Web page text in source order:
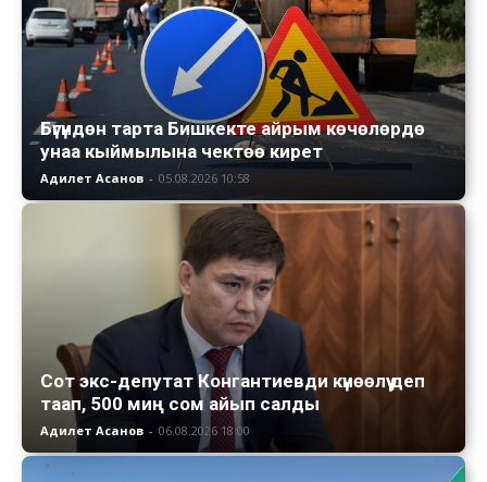
Бүгүндөн тарта Бишкекте айрым көчөлөрдө
унаа кыймылына чектөө кирет
Адилет Асанов - 05.08.2026 10:58
Сот экс-депутат Конгантиевди күнөөлүү деп
таап, 500 миң сом айып салды
Адилет Асанов - 06.08.2026 18:00